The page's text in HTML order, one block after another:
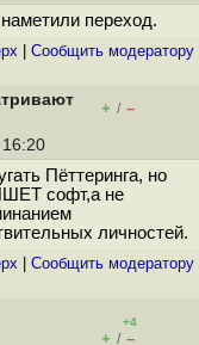
переход.
Cообщить модератору
+ / –
Пёттеринга, но
софт,а не
личностей.
Cообщить модератору
+4
+ / –